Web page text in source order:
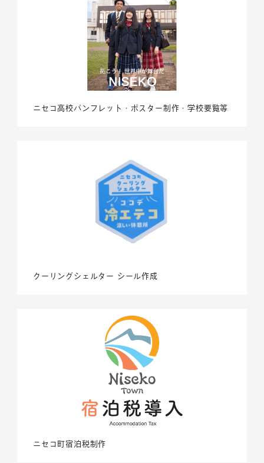
ニセコ高校パンフレット・ポスター制作・学校要覧等
クーリングシェルター シール作成
ニセコ町宿泊税制作